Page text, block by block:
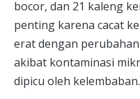
bocor, dan 21 kaleng
penting karena cacat
erat dengan
akibat kontaminasi
dipicu oleh kelembaban.